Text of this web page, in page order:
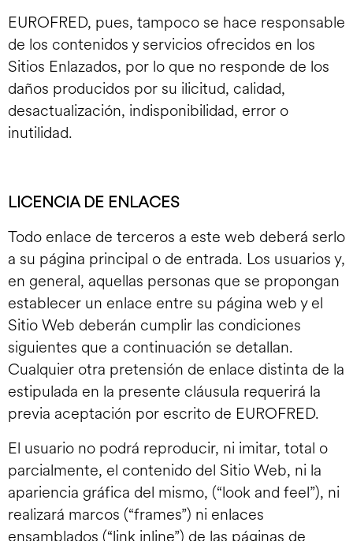
EUROFRED, pues, tampoco se hace responsable
de los contenidos y servicios ofrecidos en los
Sitios Enlazados, por lo que no responde de los
daños producidos por su ilicitud, calidad,
desactualización, indisponibilidad, error o
inutilidad.
LICENCIA DE ENLACES
Todo enlace de terceros a este web deberá serlo
a su página principal o de entrada. Los usuarios y,
en general, aquellas personas que se propongan
establecer un enlace entre su página web y el
Sitio Web deberán cumplir las condiciones
siguientes que a continuación se detallan.
Cualquier otra pretensión de enlace distinta de la
estipulada en la presente cláusula requerirá la
previa aceptación por escrito de EUROFRED.
El usuario no podrá reproducir, ni imitar, total o
parcialmente, el contenido del Sitio Web, ni la
apariencia gráfica del mismo, (“look and feel”), ni
realizará marcos (“frames”) ni enlaces